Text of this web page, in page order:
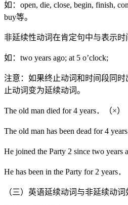
如：open, die, close, begin, finish,
buy等。
非延续性动词在肯定句中与表示时
如：two years ago; at 5 o’clock;
注意：如果终止动词和时间段同
止动词变为延续动词。
The old man died for 4 years．（×
The old man has been dead for 4
He joined the Party 2 since two
He has been in the Party for 2
（三）英语延续动词与非延续动词